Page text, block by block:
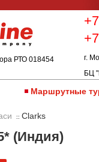
РТО 018454
г.
БЦ
Маршрутные
:: Clarks
(Индия)